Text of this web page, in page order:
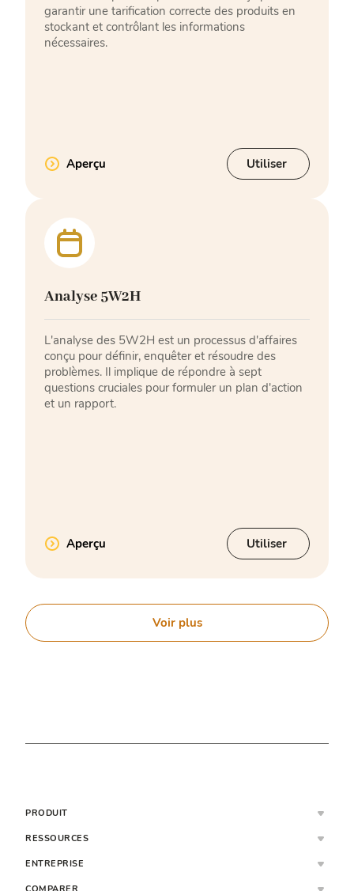
garantir une tarification correcte des produits en
stockant et contrôlant les informations
nécessaires.
Aperçu Utiliser
Analyse 5W2H
L'analyse des 5W2H est un processus d'affaires
conçu pour définir, enquêter et résoudre des
problèmes. Il implique de répondre à sept
questions cruciales pour formuler un plan d'action
et un rapport.
Aperçu Utiliser
Voir plus
PRODUIT
RESSOURCES
ENTREPRISE